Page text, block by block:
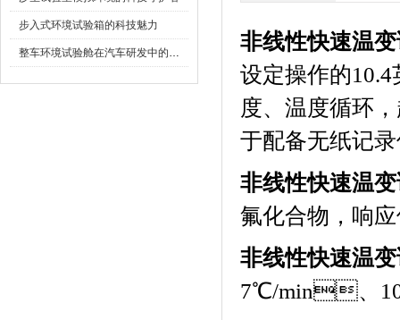
步入式环境试验箱的科技魅力
整车环境试验舱在汽车研发中的作用
非线性快速温
设定操作的10.4
度、温度循环
于配备无纸记录仪
非线性快速温
氟化合物，响应
非线性快速温
7℃/min、